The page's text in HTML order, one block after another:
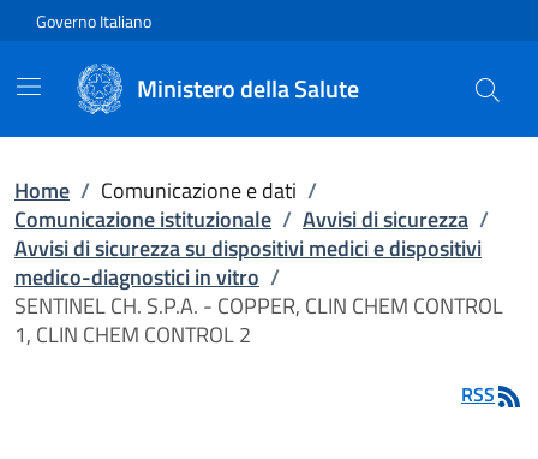
Vai direttamente al contenuto
Governo Italiano
Ministero della Salute
Home / Comunicazione e dati /
Comunicazione istituzionale / Avvisi di sicurezza /
Avvisi di sicurezza su dispositivi medici e dispositivi
medico-diagnostici in vitro /
SENTINEL CH. S.P.A. - COPPER, CLIN CHEM CONTROL
1, CLIN CHEM CONTROL 2
RSS